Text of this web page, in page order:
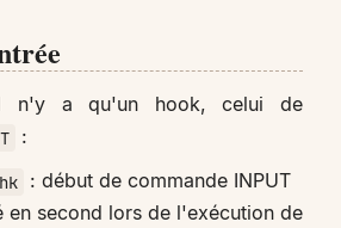
n'y a qu'un hook, celui de
:
: début de commande INPUT
en second lors de l'exécution de